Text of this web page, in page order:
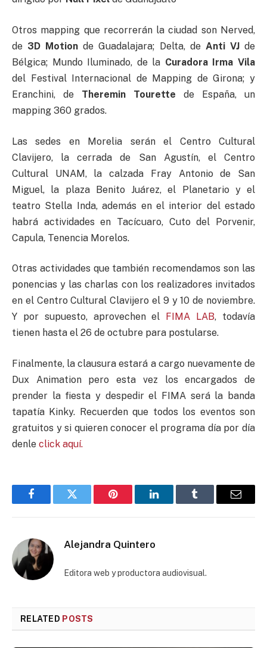
Otros mapping que recorrerán la ciudad son Nerved,
de 3D Motion de Guadalajara; Delta, de Anti VJde
Bélgica; Mundo Iluminado, de la Curadora Irma Vila
del Festival Internacional de Mapping de Girona; y
Eranchini, de Theremin Tourette de España, un
mapping 360 grados.
Las sedes en Morelia serán el Centro Cultural
Clavijero, la cerrada de San Agustín, el Centro
Cultural UNAM, la calzada Fray Antonio de San
Miguel, la plaza Benito Juárez, el Planetario y el
teatro Stella Inda, además en el interior del estado
habrá actividades en Tacícuaro, Cuto del Porvenir,
Capula, Tenencia Morelos.
Otras actividades que también recomendamos son las
ponencias y las charlas con los realizadores invitados
en el Centro Cultural Clavijero el 9 y 10 de noviembre.
Y por supuesto, aprovechen el
FIMA LAB, todavía
tienen hasta el 26 de octubre para postularse.
Finalmente, la clausura estará a cargo nuevamente de
Dux Animation pero esta vez los encargados de
prender la fiesta y despedir el FIMA será la banda
tapatía Kinky. Recuerden que todos los eventos son
gratuitos y si quieren conocer el programa día por día
denle click aquí.
FacebookTwitter Pinterest LinkedInTumblr Email
Alejandra Quintero
Editora web y productora audiovisual.
RELATED POSTS